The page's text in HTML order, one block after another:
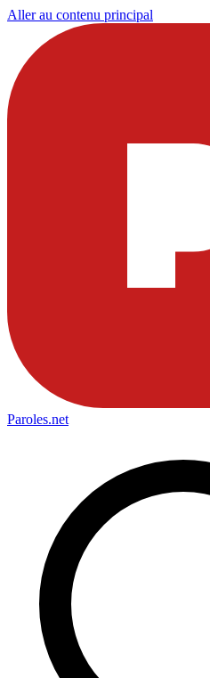
Aller au contenu principal
Paroles.net